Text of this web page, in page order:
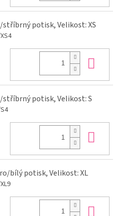
stříbrný potisk, Velikost: XS
stříbrný potisk, Velikost: S
bílý potisk, Velikost: XL